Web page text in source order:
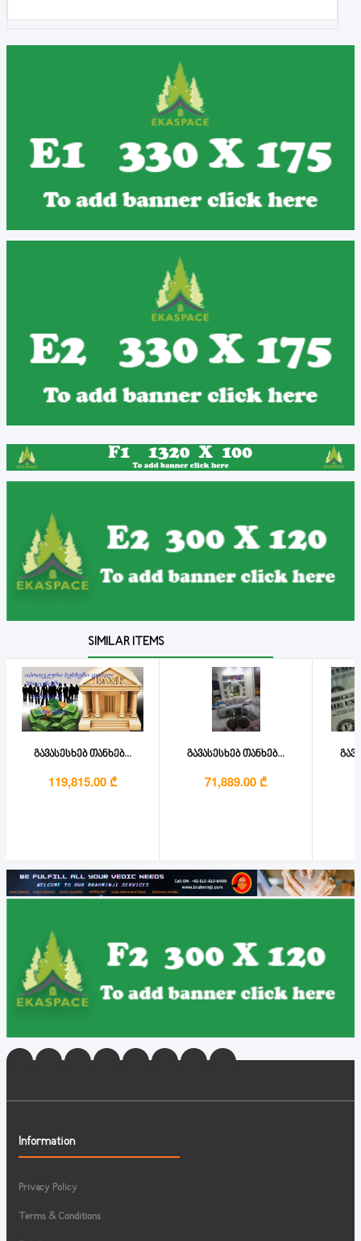
SIMILAR ITEMS
გავასესხებ თანხებ...
119,815.00 ₾
გავასესხებ თანხებ...
71,889.00 ₾
Information
Privacy Policy
Terms & Conditions